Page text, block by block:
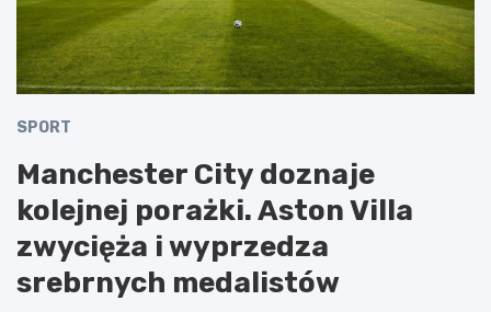
SPORT
Manchester City doznaje
kolejnej porażki. Aston Villa
zwycięża i wyprzedza
srebrnych medalistów